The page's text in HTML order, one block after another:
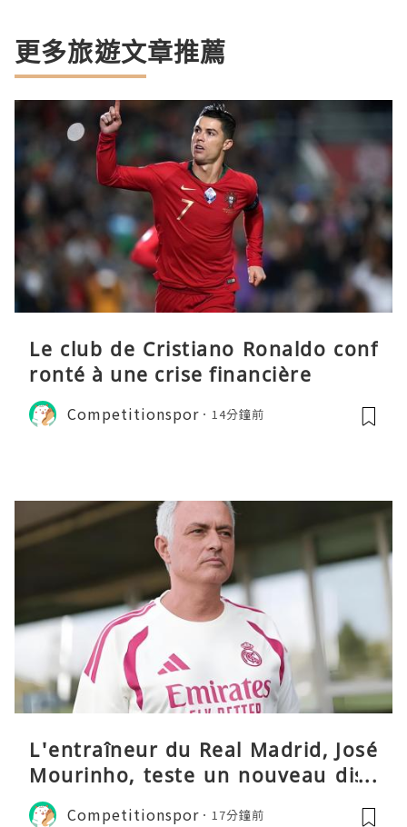
更多旅遊文章推薦
Le club de Cristiano Ronaldo conf
ronté à une crise financière
Competitionspor 14分鐘前
L'entraîneur du Real Madrid, José
Mourinho, teste un nouveau disp
ositif tactique
Competitionspor 17分鐘前